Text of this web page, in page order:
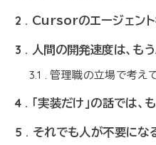
2 Cursorのエージェン
3 人間の開発速度は、も
3.1 管理職の立場で考え
4 「実装だけ」の話では、
5 それでも人が不要にな